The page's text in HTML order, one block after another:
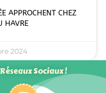
APPROCHENT CHEZ
HAVRE
2024
Sociaux !